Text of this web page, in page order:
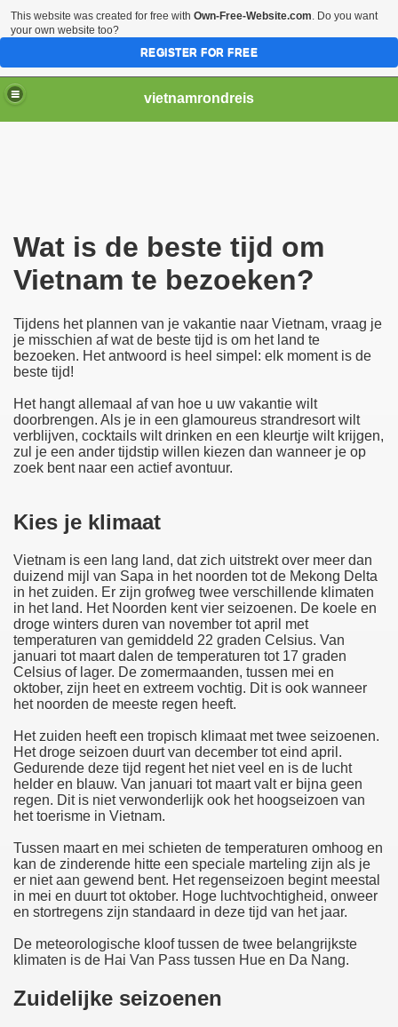
vietnamrondreis
Wat is de beste tijd om
Vietnam te bezoeken?
Tijdens het plannen van je vakantie naar Vietnam, vraag je
je misschien af ​​wat de beste tijd is om het land te
bezoeken. Het antwoord is heel simpel: elk moment is de
beste tijd!
Het hangt allemaal af van hoe u uw vakantie wilt
doorbrengen. Als je in een glamoureus strandresort wilt
verblijven, cocktails wilt drinken en een kleurtje wilt krijgen,
zul je een ander tijdstip willen kiezen dan wanneer je op
zoek bent naar een actief avontuur.
Kies je klimaat
Vietnam is een lang land, dat zich uitstrekt over meer dan
duizend mijl van Sapa in het noorden tot de Mekong Delta
in het zuiden. Er zijn grofweg twee verschillende klimaten
in het land. Het Noorden kent vier seizoenen. De koele en
droge winters duren van november tot april met
temperaturen van gemiddeld 22 graden Celsius. Van
januari tot maart dalen de temperaturen tot 17 graden
Celsius of lager. De zomermaanden, tussen mei en
oktober, zijn heet en extreem vochtig. Dit is ook wanneer
het noorden de meeste regen heeft.
Het zuiden heeft een tropisch klimaat met twee seizoenen.
Het droge seizoen duurt van december tot eind april.
Gedurende deze tijd regent het niet veel en is de lucht
helder en blauw. Van januari tot maart valt er bijna geen
regen. Dit is niet verwonderlijk ook het hoogseizoen van
het toerisme in Vietnam.
Tussen maart en mei schieten de temperaturen omhoog en
kan de zinderende hitte een speciale marteling zijn als je
er niet aan gewend bent. Het regenseizoen begint meestal
in mei en duurt tot oktober. Hoge luchtvochtigheid, onweer
en stortregens zijn standaard in deze tijd van het jaar.
De meteorologische kloof tussen de twee belangrijkste
klimaten is de Hai Van Pass tussen Hue en Da Nang.
Zuidelijke seizoenen
This website was created for free with Own-Free-Website.com. Do you want
your own website too?
REGISTER FOR FREE